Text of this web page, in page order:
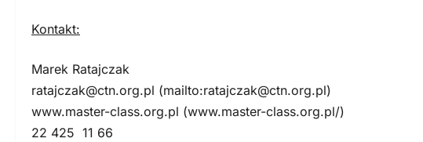
Kontakt:
Marek Ratajczak
ratajczak@ctn.org.pl (mailto:ratajczak@ctn.org.pl)
www.master-class.org.pl (www.master-class.org.pl/)
22 425 11 66